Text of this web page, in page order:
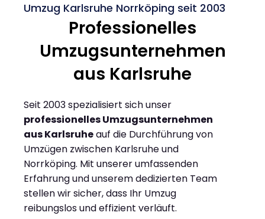
Umzug Karlsruhe Norrköping seit 2003
Professionelles
Umzugsunternehmen
aus Karlsruhe
Seit 2003 spezialisiert sich unser
professionelles Umzugsunternehmen
aus Karlsruheauf die Durchführung von
Umzügen zwischen Karlsruhe und
Norrköping. Mit unserer umfassenden
Erfahrung und unserem dedizierten Team
stellen wir sicher, dass Ihr Umzug
reibungslos und effizient verläuft.